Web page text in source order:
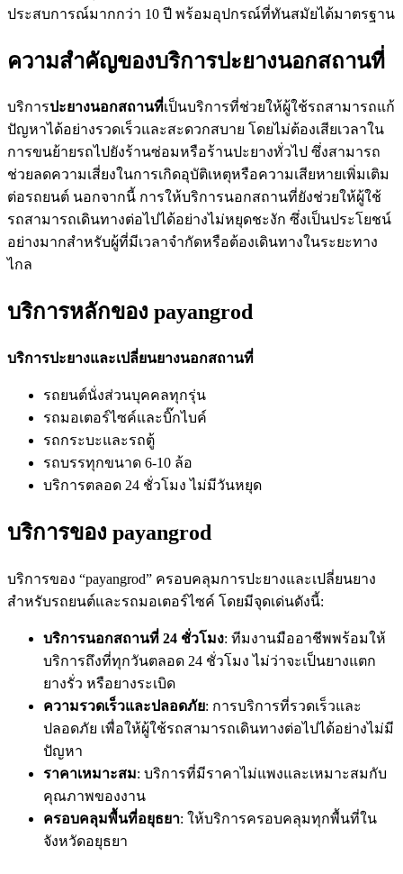
ประสบการณ์มากกว่า 10 ปี พร้อมอุปกรณ์ที่ทันสมัยได้มาตรฐาน
ความสำคัญของบริการปะยางนอกสถานที่
บริการปะยางนอกสถานที่เป็นบริการที่ช่วยให้ผู้ใช้รถสามารถแก้
ปัญหาได้อย่างรวดเร็วและสะดวกสบาย โดยไม่ต้องเสียเวลาใน
การขนย้ายรถไปยังร้านซ่อมหรือร้านปะยางทั่วไป ซึ่งสามารถ
ช่วยลดความเสี่ยงในการเกิดอุบัติเหตุหรือความเสียหายเพิ่มเติม
ต่อรถยนต์ นอกจากนี้ การให้บริการนอกสถานที่ยังช่วยให้ผู้ใช้
รถสามารถเดินทางต่อไปได้อย่างไม่หยุดชะงัก ซึ่งเป็นประโยชน์
อย่างมากสำหรับผู้ที่มีเวลาจำกัดหรือต้องเดินทางในระยะทาง
ไกล
บริการหลักของ payangrod
บริการปะยางและเปลี่ยนยางนอกสถานที่
รถยนต์นั่งส่วนบุคคลทุกรุ่น
รถมอเตอร์ไซค์และบิ๊กไบค์
รถกระบะและรถตู้
รถบรรทุกขนาด 6-10 ล้อ
บริการตลอด 24 ชั่วโมง ไม่มีวันหยุด
บริการของ payangrod
บริการของ “payangrod” ครอบคลุมการปะยางและเปลี่ยนยาง
สำหรับรถยนต์และรถมอเตอร์ไซค์ โดยมีจุดเด่นดังนี้:
บริการนอกสถานที่ 24 ชั่วโมง: ทีมงานมืออาชีพพร้อมให้
บริการถึงที่ทุกวันตลอด 24 ชั่วโมง ไม่ว่าจะเป็นยางแตก
ยางรั่ว หรือยางระเบิด
ความรวดเร็วและปลอดภัย: การบริการที่รวดเร็วและ
ปลอดภัย เพื่อให้ผู้ใช้รถสามารถเดินทางต่อไปได้อย่างไม่มี
ปัญหา
ราคาเหมาะสม: บริการที่มีราคาไม่แพงและเหมาะสมกับ
คุณภาพของงาน
ครอบคลุมพื้นที่อยุธยา: ให้บริการครอบคลุมทุกพื้นที่ใน
จังหวัดอยุธยา